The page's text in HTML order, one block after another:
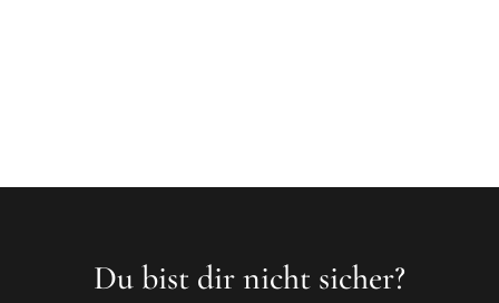
Du bist dir nicht sicher?